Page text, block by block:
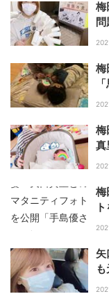
梅
問
梅
梅
真
梅
矢
も